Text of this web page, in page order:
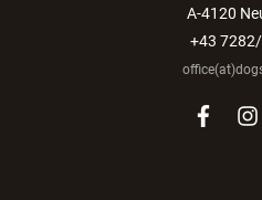
A-4120
+43